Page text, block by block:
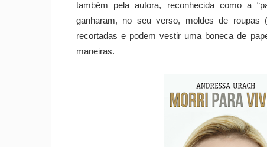
também pela autora, reconhecida como a
ganharam, no seu verso, moldes de roupas
recortadas e podem vestir uma boneca de
maneiras.